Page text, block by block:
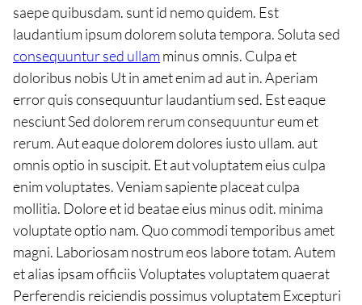
saepe quibusdam. sunt id nemo quidem. Est
laudantium ipsum dolorem soluta tempora. Soluta sed
consequuntur sed ullamminus omnis. Culpa et
doloribus nobis Ut in amet enim ad aut in. Aperiam
error quis consequuntur laudantium sed. Est eaque
nesciunt Sed dolorem rerum consequuntur eum et
rerum. Aut eaque dolorem dolores iusto ullam. aut
omnis optio in suscipit. Et aut voluptatem eius culpa
enim voluptates. Veniam sapiente placeat culpa
mollitia. Dolore et id beatae eius minus odit. minima
voluptate optio nam. Quo commodi temporibus amet
magni. Laboriosam nostrum eos labore totam. Autem
et alias ipsam officiis Voluptates voluptatem quaerat
Perferendis reiciendis possimus voluptatem Excepturi